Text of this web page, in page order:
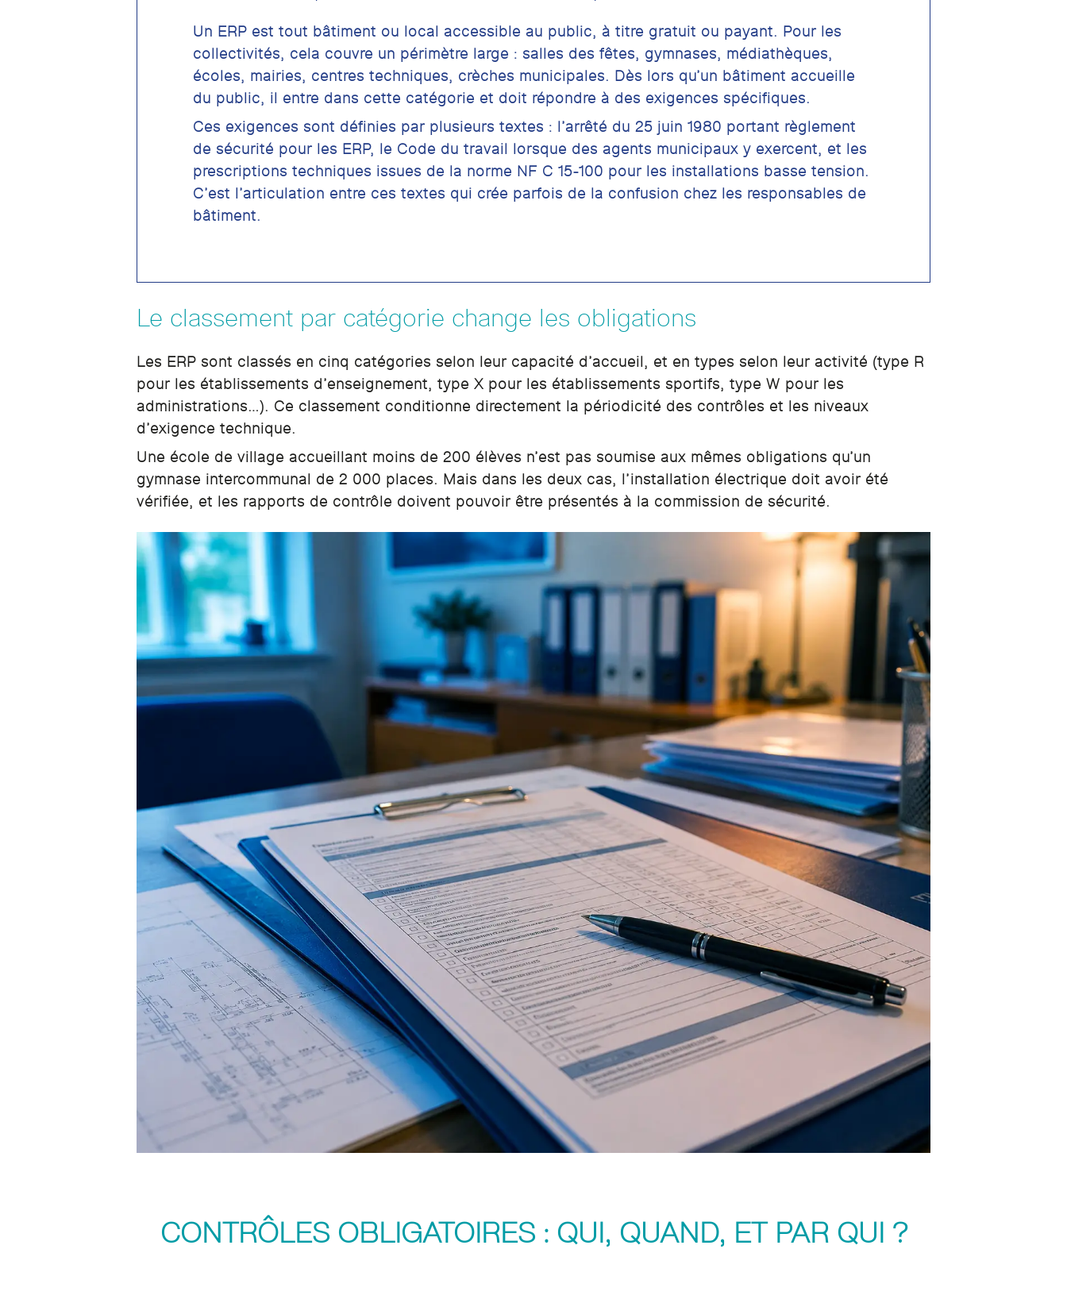
Un ERP est tout bâtiment ou local accessible au public, à titre gratuit ou payant. Pour les
collectivités, cela couvre un périmètre large : salles des fêtes, gymnases, médiathèques,
écoles, mairies, centres techniques, crèches municipales. Dès lors qu’un bâtiment accueille
du public, il entre dans cette catégorie et doit répondre à des exigences spécifiques.
Ces exigences sont définies par plusieurs textes : l’arrêté du 25 juin 1980 portant règlement
de sécurité pour les ERP, le Code du travail lorsque des agents municipaux y exercent, et les
prescriptions techniques issues de la norme NF C 15-100 pour les installations basse tension.
C’est l’articulation entre ces textes qui crée parfois de la confusion chez les responsables de
bâtiment.
Le classement par catégorie change les obligations
Les ERP sont classés en cinq catégories selon leur capacité d’accueil, et en types selon leur activité (type R
pour les établissements d’enseignement, type X pour les établissements sportifs, type W pour les
administrations…). Ce classement conditionne directement la périodicité des contrôles et les niveaux
d’exigence technique.
Une école de village accueillant moins de 200 élèves n’est pas soumise aux mêmes obligations qu’un
gymnase intercommunal de 2 000 places. Mais dans les deux cas, l’installation électrique doit avoir été
vérifiée, et les rapports de contrôle doivent pouvoir être présentés à la commission de sécurité.
CONTRÔLES OBLIGATOIRES : QUI, QUAND, ET PAR QUI ?